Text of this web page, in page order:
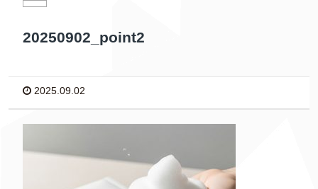
20250902_point2
2025.09.02